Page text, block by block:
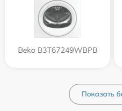
Beko B3T67249WBPB
Показать